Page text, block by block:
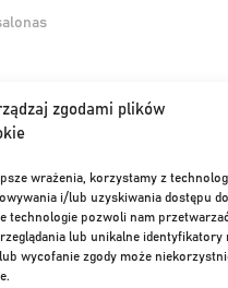
zgodami plików
wrażenia, korzystamy z
i/lub uzyskiwania dostępu
technologie pozwoli nam
lub unikalne identyfikatory
wycofanie zgody może